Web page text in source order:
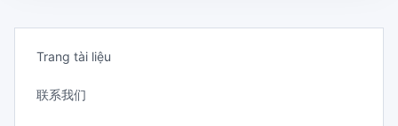
Trang tài liệu
联系我们